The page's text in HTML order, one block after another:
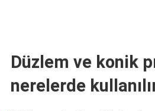
Düzlem ve konik
nerelerde